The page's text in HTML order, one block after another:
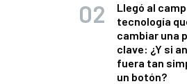
Llegó al
tecnología
cambiar una
clave: ¿Y si
fuera tan
un botón?